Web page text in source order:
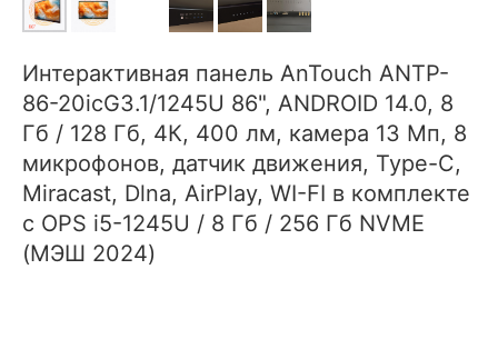
Интерактивная панель AnTouch ANTP-
86-20iсG3.1/1245U 86", ANDROID 14.0, 8
Гб / 128 Гб, 4К, 400 лм, камера 13 Мп, 8
микрофонов, датчик движения, Type-С,
Miracast, Dlna, AirPlay, WI-FI в комплекте
с OPS i5-1245U / 8 Гб / 256 Гб NVME
(МЭШ 2024)